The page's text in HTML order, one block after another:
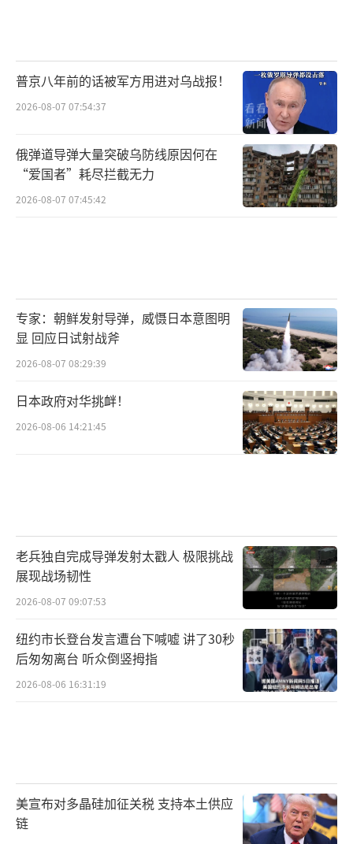
普京八年前的话被军方用进对乌战报！
2026-08-07 07:54:37
俄弹道导弹大量突破乌防线原因何在
“爱国者”耗尽拦截无力
2026-08-07 07:45:42
专家：朝鲜发射导弹，威慑日本意图明
显 回应日试射战斧
2026-08-07 08:29:39
日本政府对华挑衅！
2026-08-06 14:21:45
老兵独自完成导弹发射太戳人 极限挑战
展现战场韧性
2026-08-07 09:07:53
纽约市长登台发言遭台下喊嘘 讲了30秒
后匆匆离台 听众倒竖拇指
2026-08-06 16:31:19
美宣布对多晶硅加征关税 支持本土供应
链